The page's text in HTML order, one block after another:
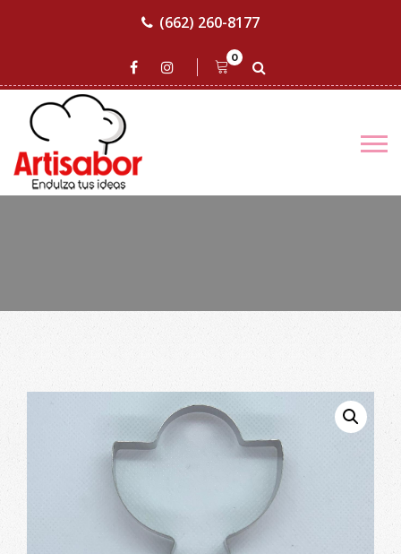
(662) 260-8177
0